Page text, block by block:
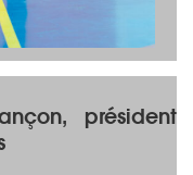
président